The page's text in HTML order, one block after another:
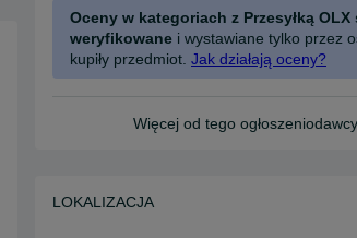
Oceny w kategoriach z Przesyłką OLX
weryfikowane i wystawiane tylko przez
kupiły przedmiot. Jak działają oceny?
Więcej od tego ogłoszeniodawcy
LOKALIZACJA